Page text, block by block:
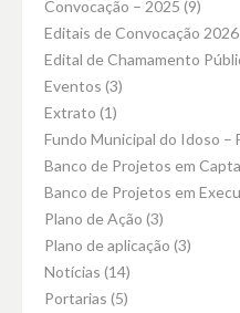
Convocação – 2025 (9)
Editais de Convocação 2026
Edital de Chamamento
Eventos (3)
Extrato (1)
Fundo Municipal do Idoso –
Banco de Projetos em
Banco de Projetos em
Plano de Ação (3)
Plano de aplicação (3)
Notícias (14)
Portarias (5)